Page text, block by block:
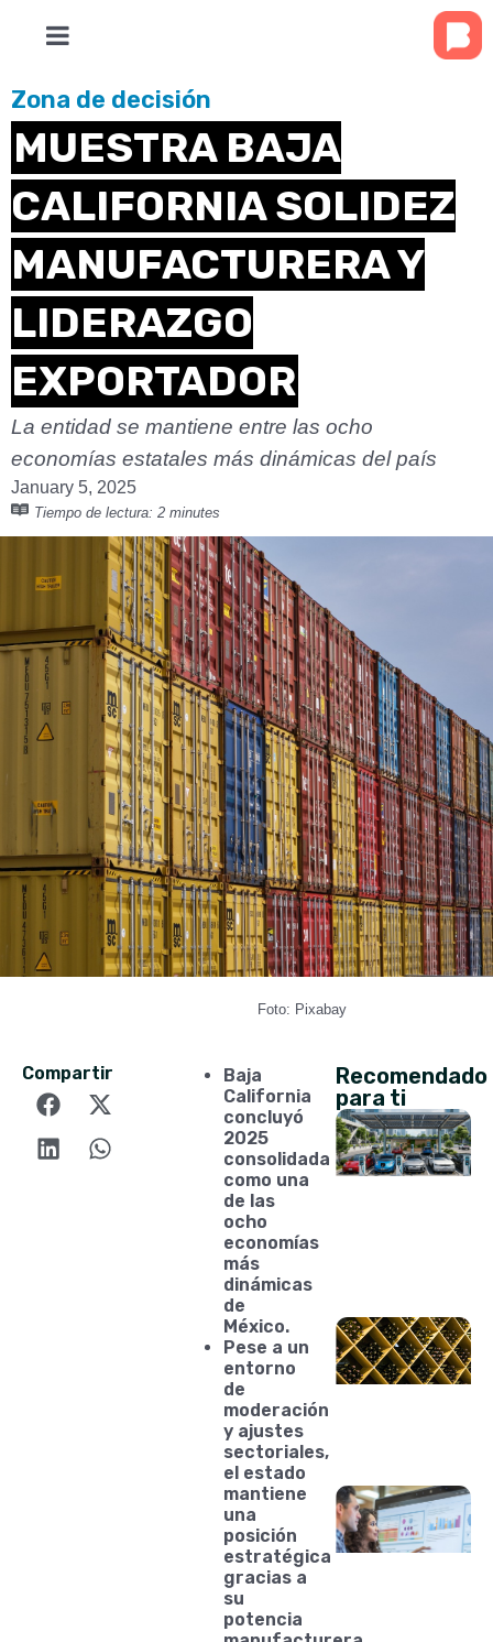
Zona de decisión
MUESTRA BAJA
CALIFORNIA SOLIDEZ
MANUFACTURERA Y
LIDERAZGO
EXPORTADOR
La entidad se mantiene entre las ocho
economías estatales más dinámicas del país
January 5, 2025
Tiempo de lectura: 2 minutes
Foto: Pixabay
Compartir
Baja
California
concluyó
2025
consolidada
como una
de las
ocho
economías
más
dinámicas
de
México.
Pese a un
entorno
de
moderación
y ajustes
sectoriales,
el estado
mantiene
una
posición
estratégica
gracias a
su
potencia
Recomendado
para ti